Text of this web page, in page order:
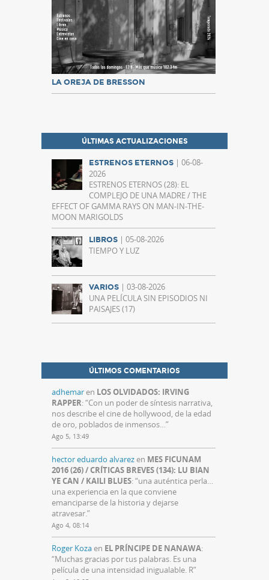
LA OREJA DE BRESSON
ÚLTIMAS ACTUALIZACIONES
ESTRENOS ETERNOS | 06-08-
2026
ESTRENOS ETERNOS (28): EL
COMPLEJO DE UNA MADRE / THE
EFFECT OF GAMMA RAYS ON MAN-IN-THE-
MOON MARIGOLDS
LIBROS | 05-08-2026
TIEMPO Y LUZ
VARIOS | 03-08-2026
UNA PELÍCULA SIN EPISODIOS NI
PAISAJES (17)
ÚLTIMOS COMENTARIOS
adhemaren LOS OLVIDADOS: IRVING
RAPPER: “Con un poder de síntesis narrativa,
nos describe el cine de hollywood, de la edad
de oro, poblados de inmensos…”
Ago 5, 13:49
hector eduardo alvarezen MES FICUNAM
2016 (26) / CRÍTICAS BREVES (134): LU BIAN
YE CAN / KAILI BLUES: “una auténtica perla…
una experiencia en la que conviene
emanciparse de la historia y dejarse
atravesar.”
Ago 4, 08:14
Roger Kozaen EL PRÍNCIPE DE NANAWA:
“Muchas gracias por tus palabras. Es una
película de una intensidad inigualable. R”